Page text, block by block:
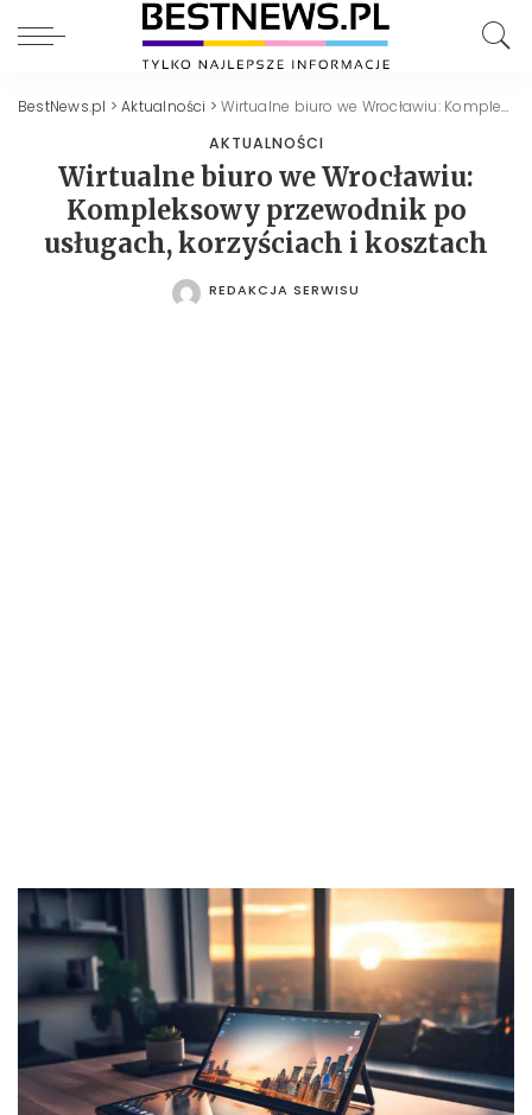
BestNews.pl >Aktualności >Wirtualne biuro we Wrocławiu: Kompleksowy przewodnik po usługach, korzyściach i kosztach
AKTUALNOŚCI
Wirtualne biuro we Wrocławiu:
Kompleksowy przewodnik po
usługach, korzyściach i kosztach
POSTED
REDAKCJA SERWISU